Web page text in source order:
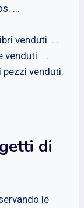
...
venduti. ...
venduti. ...
pezzi venduti.
di
le